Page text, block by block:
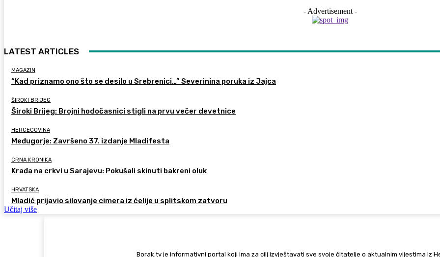
- Advertisement -
LATEST ARTICLES
MAGAZIN
“Kad priznamo ono što se desilo u Srebrenici…” Severinina poruka iz Jajca
ŠIROKI BRIJEG
Široki Brijeg: Brojni hodočasnici stigli na prvu večer devetnice
HERCEGOVINA
Međugorje: Završeno 37. izdanje Mladifesta
CRNA KRONIKA
Krađa na crkvi u Sarajevu: Pokušali skinuti bakreni oluk
HRVATSKA
Mladić prijavio silovanje cimera iz ćelije u splitskom zatvoru
Učitaj više
Borak.tv je informativni portal koji ima za cilj izvještavati sve svoje čitatelje o aktualnim vijestima iz